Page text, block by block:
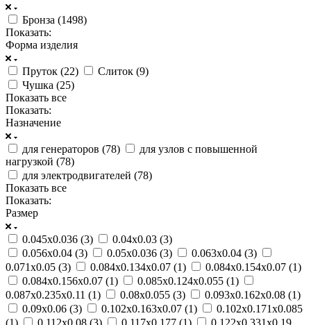
Бронза (1498)
Показать:
Форма изделия
Пруток (22) Слиток (9)
Чушка (25)
Показать все
Показать:
Назначение
для генераторов (78)
для узлов с повышенной
нагрузкой (78)
для электродвигателей (78)
Показать все
Показать:
Размер
0.045х0.036 (3) 0.04х0.03 (3)
0.056х0.04 (3) 0.05х0.036 (3) 0.063х0.04 (3)
0.071х0.05 (3) 0.084х0.134х0.07 (1) 0.084х0.154х0.07 (1)
0.084х0.156х0.07 (1) 0.085х0.124х0.055 (1)
0.087х0.235х0.11 (1) 0.08х0.055 (3) 0.093х0.162х0.08 (1)
0.09х0.06 (3) 0.102х0.163х0.07 (1)
0.102х0.171х0.085
(1) 0.112х0.08 (3) 0.117х0.177 (1)
0.122х0.331х0.19